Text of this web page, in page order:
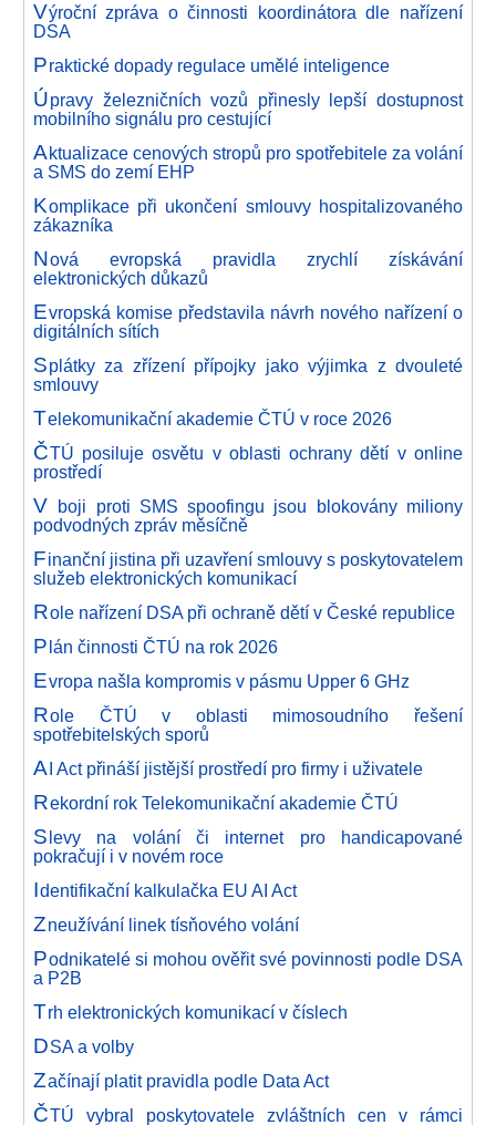
Výroční zpráva o činnosti koordinátora dle nařízení
DSA
Praktické dopady regulace umělé inteligence
Úpravy železničních vozů přinesly lepší dostupnost
mobilního signálu pro cestující
Aktualizace cenových stropů pro spotřebitele za volání
a SMS do zemí EHP
Komplikace při ukončení smlouvy hospitalizovaného
zákazníka
Nová evropská pravidla zrychlí získávání
elektronických důkazů
Evropská komise představila návrh nového nařízení o
digitálních sítích
Splátky za zřízení přípojky jako výjimka z dvouleté
smlouvy
Telekomunikační akademie ČTÚ v roce 2026
ČTÚ posiluje osvětu v oblasti ochrany dětí v online
prostředí
V boji proti SMS spoofingu jsou blokovány miliony
podvodných zpráv měsíčně
Finanční jistina při uzavření smlouvy s poskytovatelem
služeb elektronických komunikací
Role nařízení DSA při ochraně dětí v České republice
Plán činnosti ČTÚ na rok 2026
Evropa našla kompromis v pásmu Upper 6 GHz
Role ČTÚ v oblasti mimosoudního řešení
spotřebitelských sporů
AI Act přináší jistější prostředí pro firmy i uživatele
Rekordní rok Telekomunikační akademie ČTÚ
Slevy na volání či internet pro handicapované
pokračují i v novém roce
Identifikační kalkulačka EU AI Act
Zneužívání linek tísňového volání
Podnikatelé si mohou ověřit své povinnosti podle DSA
a P2B
Trh elektronických komunikací v číslech
DSA a volby
Začínají platit pravidla podle Data Act
ČTÚ vybral poskytovatele zvláštních cen v rámci